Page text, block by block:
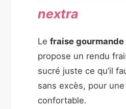
nextra
Lefraise
propose un rendu
sucré juste ce qu’il
sans excès, pour
confortable.